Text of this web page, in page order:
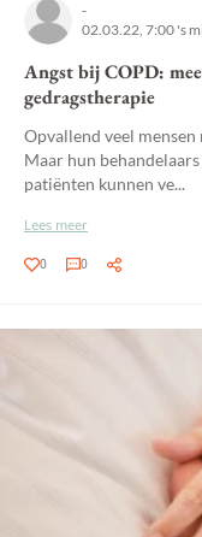
-
02.03.22, 7:00 's
Angst bij COPD:
gedragstherapie
Opvallend veel
Maar hun
patiënten kunnen ve...
Lees meer
0 0